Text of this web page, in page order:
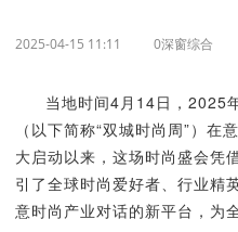
2025-04-15 11:11 0深窗综合
当地时间4月14日，2025
（以下简称“双城时尚周”）
大启动以来，这场时尚盛会凭
引了全球时尚爱好者、行业精
意时尚产业对话的新平台，为